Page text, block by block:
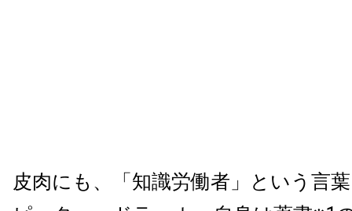
皮肉にも、「知識労働者」という言